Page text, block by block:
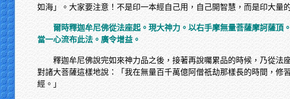
如海」。大家要注意！不是印一本經自己用，自己開智慧，而是印大量
爾時釋迦牟尼佛從法座起。現大神力。以右手摩無量菩薩摩訶薩
當一心流布此法。廣令增益。
釋迦牟尼佛說完如來神力品之後，接著再說囑累品的時候，乃從法
對諸大菩薩這樣地說：「我在無量百千萬億阿僧祇劫那樣長的時間，
經。」